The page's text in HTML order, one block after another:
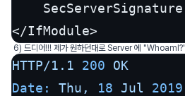
    SecServerSignature
</IfModule>
6) 드디어!!! 제가 원하던대로 Server 에
HTTP/1.1 200
OK
Date:
Thu, 18 Jul